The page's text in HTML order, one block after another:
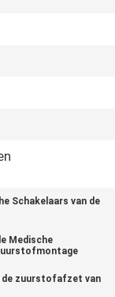
Schakelaars van de
Medische
de zuurstofafzet van